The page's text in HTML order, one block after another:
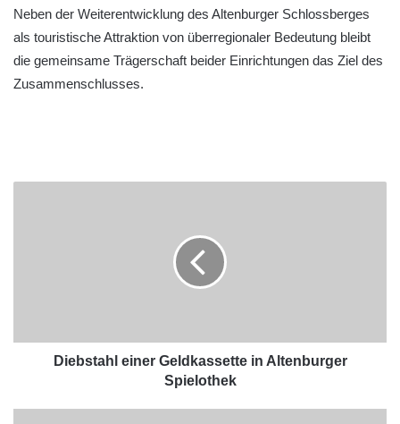
Neben der Weiterentwicklung des Altenburger Schlossberges
als touristische Attraktion von überregionaler Bedeutung bleibt
die gemeinsame Trägerschaft beider Einrichtungen das Ziel des
Zusammenschlusses.
Diebstahl einer Geldkassette in Altenburger
Spielothek